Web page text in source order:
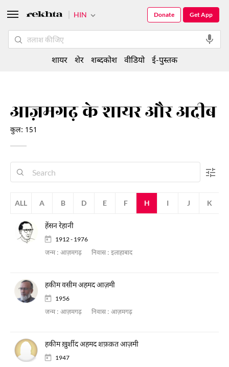
आज़मगढ़ के शायर और अदीब
कुल: 151
ALL A B D E F H I J K
हेंसन रेहानी
1912 - 1976
जन्म : आज़मगढ़ निवास : इलाहाबाद
हकीम वसीम अहमद आज़मी
1956
जन्म : आज़मगढ़ निवास : आज़मगढ़
हकीम ख़ुर्शीद अहमद शफ़क़त आज़मी
1947
HIN Get App
Donate
शायर शेर शब्दकोश वीडियो ई-पुस्तक